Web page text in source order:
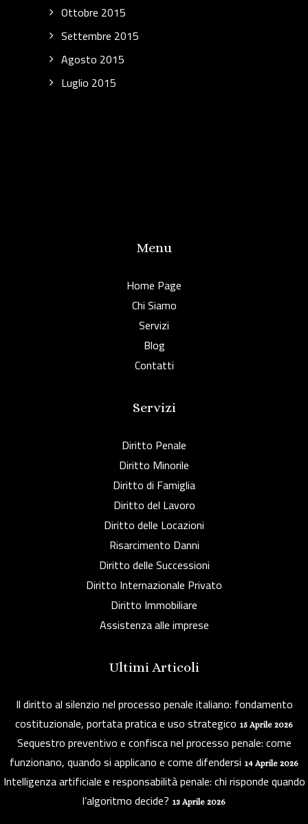
Ottobre 2015
Settembre 2015
Agosto 2015
Luglio 2015
Menu
Home Page
Chi Siamo
Servizi
Blog
Contatti
Servizi
Diritto Penale
Diritto Minorile
Diritto di Famiglia
Diritto del Lavoro
Diritto delle Locazioni
Risarcimento Danni
Diritto delle Successioni
Diritto Internazionale Privato
Diritto Immobiliare
Assistenza alle imprese
Ultimi Articoli
Il diritto al silenzio nel processo penale italiano: fondamento
costituzionale, portata pratica e uso strategico 15 Aprile 2026
Sequestro preventivo e confisca nel processo penale: come
funzionano, quando si applicano e come difendersi 14 Aprile 2026
Intelligenza artificiale e responsabilità penale: chi risponde quando
l’algoritmo decide? 13 Aprile 2026